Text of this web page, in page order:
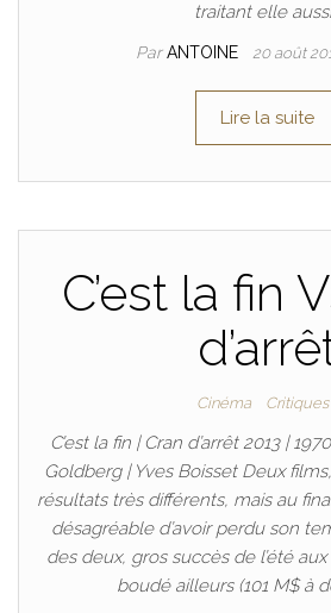
traitant elle
ParANTOINE 20 août
Lire la suite
C’est la fin
Cinéma Critiques
C’est la fin | Cran d’arrêt 2013 |
Goldberg | Yves Boisset Deux
résultats très différents, mais au
désagréable d’avoir perdu son
des deux, gros succès de l’été
boudé ailleurs (101 M$ à